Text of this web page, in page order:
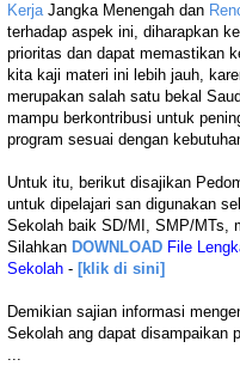
KerjaJangka Menengah dan
terhadap aspek ini, diharapkan
prioritas dan dapat memastikan
kita kaji materi ini lebih jauh,
merupakan salah satu bekal
mampu berkontribusi untuk
program sesuai dengan
Untuk itu, berikut disajikan
untuk dipelajari san digunakan
Sekolah baik SD/MI, SMP/MTs,
Silahkan DOWNLOAD File
Sekolah - [klik di sini]
Demikian sajian informasi
Sekolah ang dapat disampaikan
...